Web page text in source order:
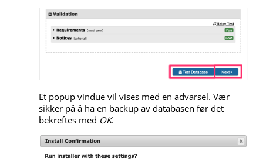
Et popup vindue vil vises med en advarsel. Vær
sikker på å ha en backup av databasen før det
bekreftes med OK.